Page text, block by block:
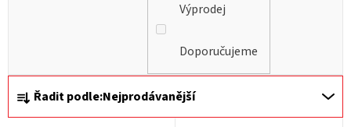
Ř
a
Řadit podle:Nejprodávanější
Výprodej
Doporučujeme